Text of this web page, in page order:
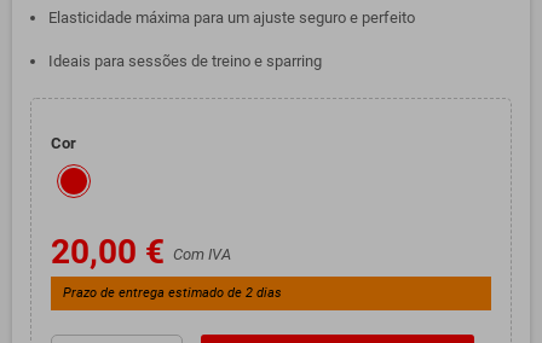
Elasticidade máxima para um ajuste seguro e perfeito
Ideais para sessões de treino e sparring
Cor
20,00 € Com IVA
Prazo de entrega estimado de 2 dias